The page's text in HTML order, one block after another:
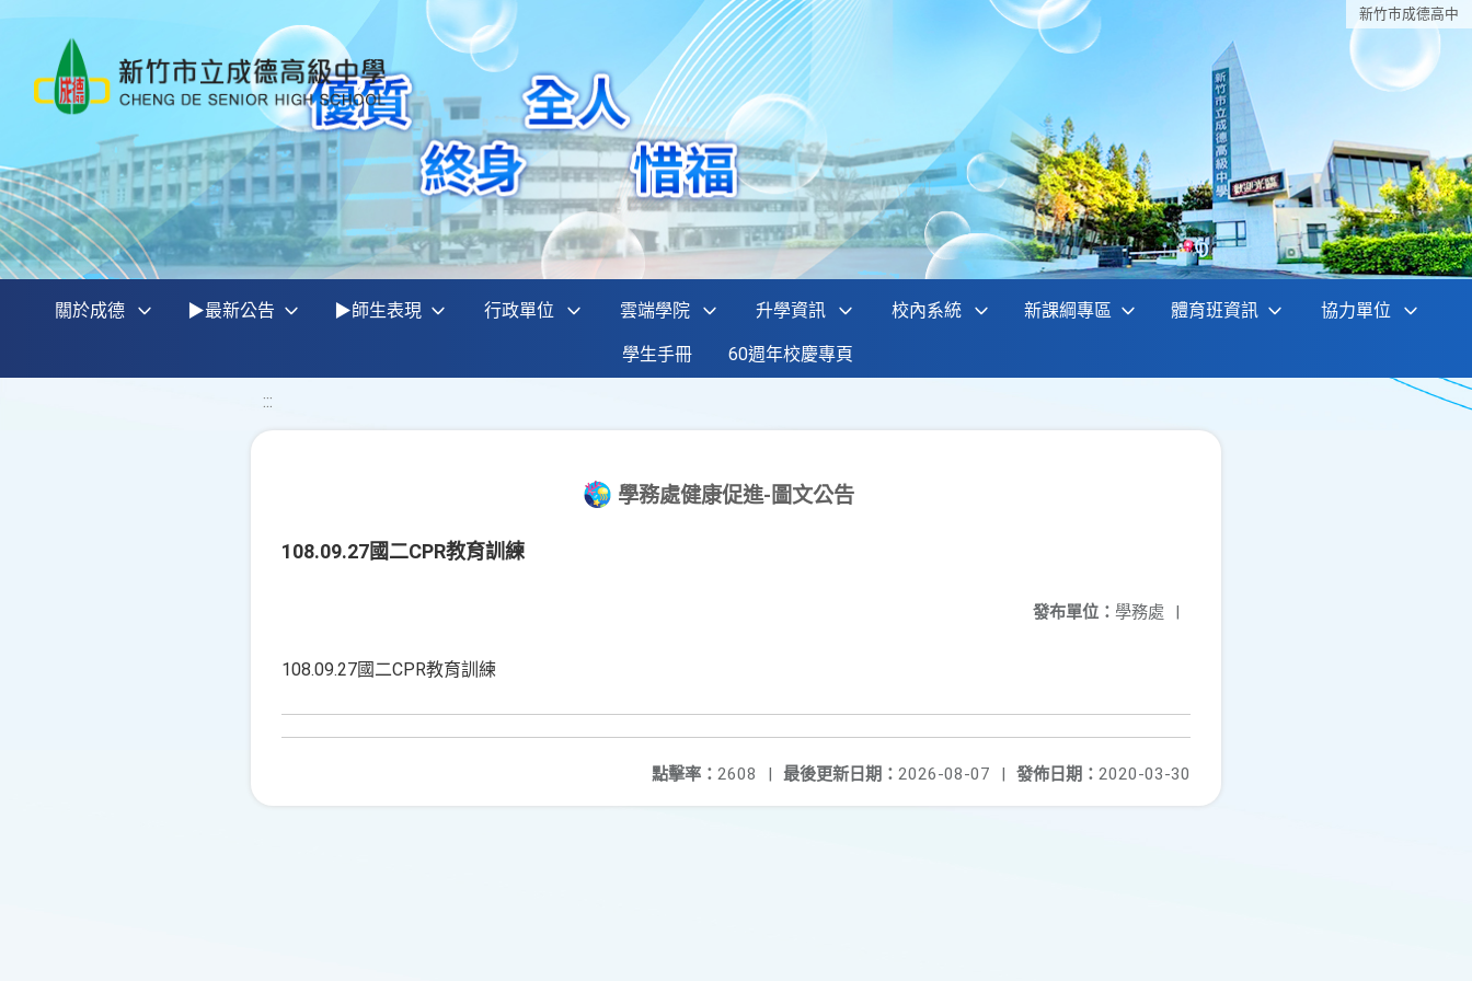
新竹巿成德高中
關於成德 ▶最新公告 ▶師生表現 行政單位 雲端學院 升學資訊 校內系統 新課綱專區 體育班資訊 協力單位
學生手冊 60週年校慶專頁
:::
學務處健康促進-圖文公告
108.09.27國二CPR教育訓練
發布單位： 學務處 |
108.09.27國二CPR教育訓練
發佈日期： 2020-03-30
最後更新日期： 2026-08-07 |
點擊率： 2608 |